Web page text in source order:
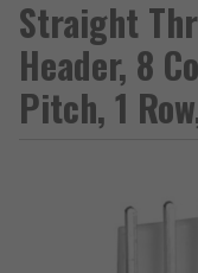
Straight
Header, 8
Pitch, 1